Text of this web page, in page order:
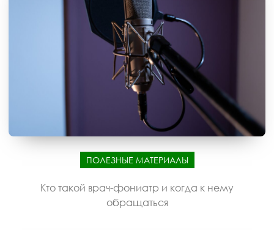
ПОЛЕЗНЫЕ МАТЕРИАЛЫ
Кто такой врач-фониатр и когда к нему
обращаться